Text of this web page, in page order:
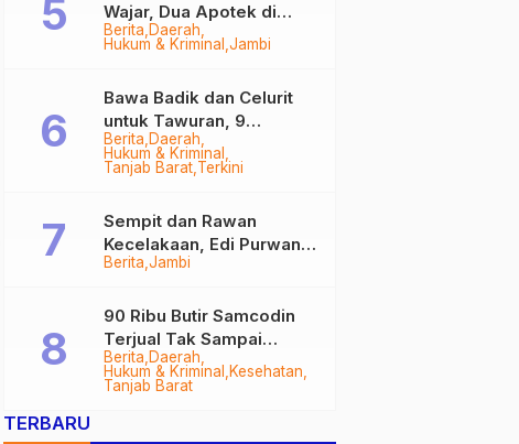
Berita Daerah
Hukum & Kriminal Jambi
Wajar, Dua Apotek di
Tanjab Barat Disegel
Berita Daerah
Hukum & Kriminal
Tanjab Barat Terkini
Bawa Badik dan Celurit
untuk Tawuran, 9
Anggota Geng Motor di
Tanjab Barat Diringkus
Berita Jambi
Sempit dan Rawan
Kecelakaan, Edi Purwanto
Targetkan Jalan Lintas
2028
Berita Daerah
Hukum & Kriminal
Kesehatan
Tanjab Barat
90 Ribu Butir Samcodin
Terjual Tak Sampai
Setahun, Indra Safari
Desak Audit Menyeluruh
TERBARU